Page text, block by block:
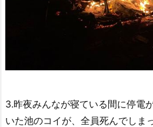
3.昨夜みんなが寝ている間に停電
いた池のコイが、全員死んでしま